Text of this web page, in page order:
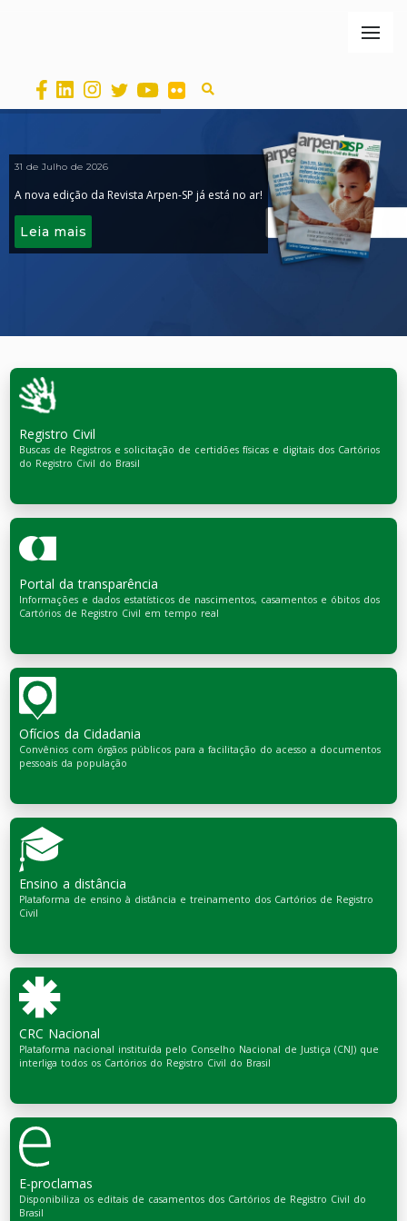
31 de Julho de 2026
A nova edição da Revista Arpen-SP já está no ar!
Leia mais
Registro Civil
Buscas de Registros e solicitação de certidões físicas e digitais dos Cartórios
do Registro Civil do Brasil
Portal da transparência
Informações e dados estatísticos de nascimentos, casamentos e óbitos dos
Cartórios de Registro Civil em tempo real
Ofícios da Cidadania
Convênios com órgãos públicos para a facilitação do acesso a documentos
pessoais da população
Ensino a distância
Plataforma de ensino à distância e treinamento dos Cartórios de Registro
Civil
CRC Nacional
Plataforma nacional instituída pelo Conselho Nacional de Justiça (CNJ) que
interliga todos os Cartórios do Registro Civil do Brasil
E-proclamas
Disponibiliza os editais de casamentos dos Cartórios de Registro Civil do
Brasil